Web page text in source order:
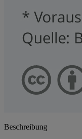
Beschreibung